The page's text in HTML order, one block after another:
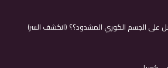
على الجسم الكوري المشدود؟؟ (انكشف السر)